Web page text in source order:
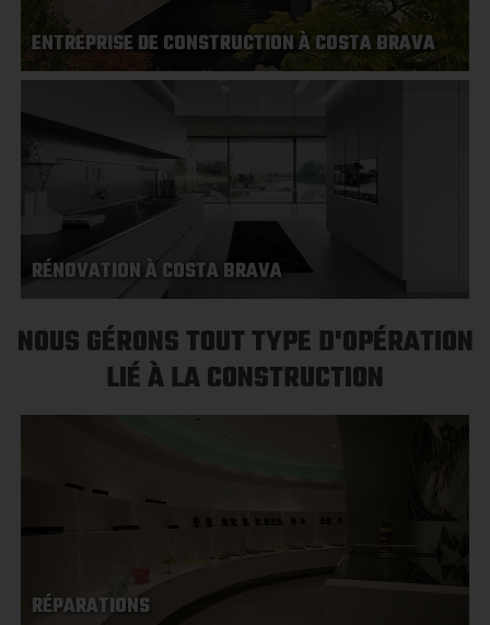
ENTREPRISE DE CONSTRUCTION À COSTA BRAVA
RÉNOVATION À COSTA BRAVA
NOUS GÉRONS TOUT TYPE D'OPÉRATION
LIÉ À LA CONSTRUCTION
RÉPARATIONS